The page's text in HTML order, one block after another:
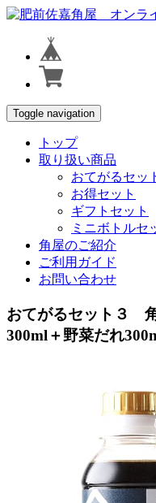
Toggle navigation
トップ
取り扱い商品
おてがるセッ
お得セット
ギフトセット
ミニボトルセ
角屋のご紹介
ご利用ガイド
お問い合わせ
おてがるセット３
300ml＋野菜だれ